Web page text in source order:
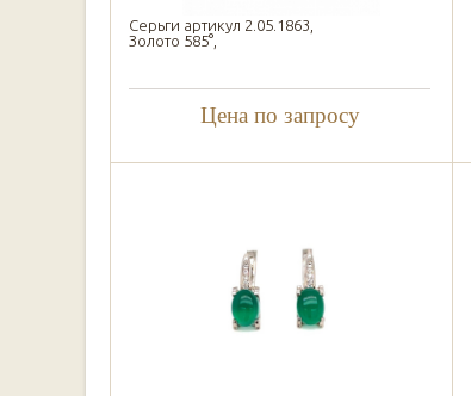
Серьги артикул 2.05.1863,
Золото 585°,
Цена по запросу